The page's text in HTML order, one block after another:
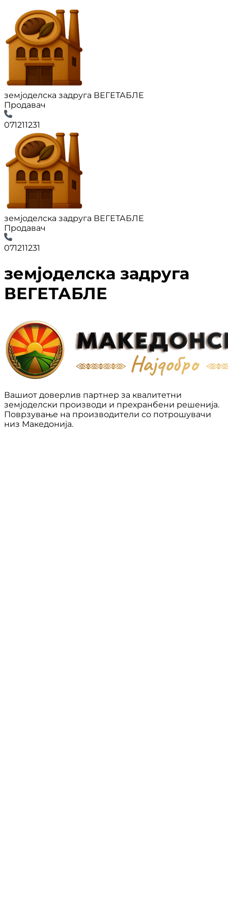
земјоделска задруга ВЕГЕТАБЛЕ
Продавач
071211231
земјоделска задруга ВЕГЕТАБЛЕ
Продавач
071211231
земјоделска задруга
ВЕГЕТАБЛЕ
Вашиот доверлив партнер за квалитетни
земјоделски производи и прехранбени решенија.
Поврзување на производители со потрошувачи
низ Македонија.